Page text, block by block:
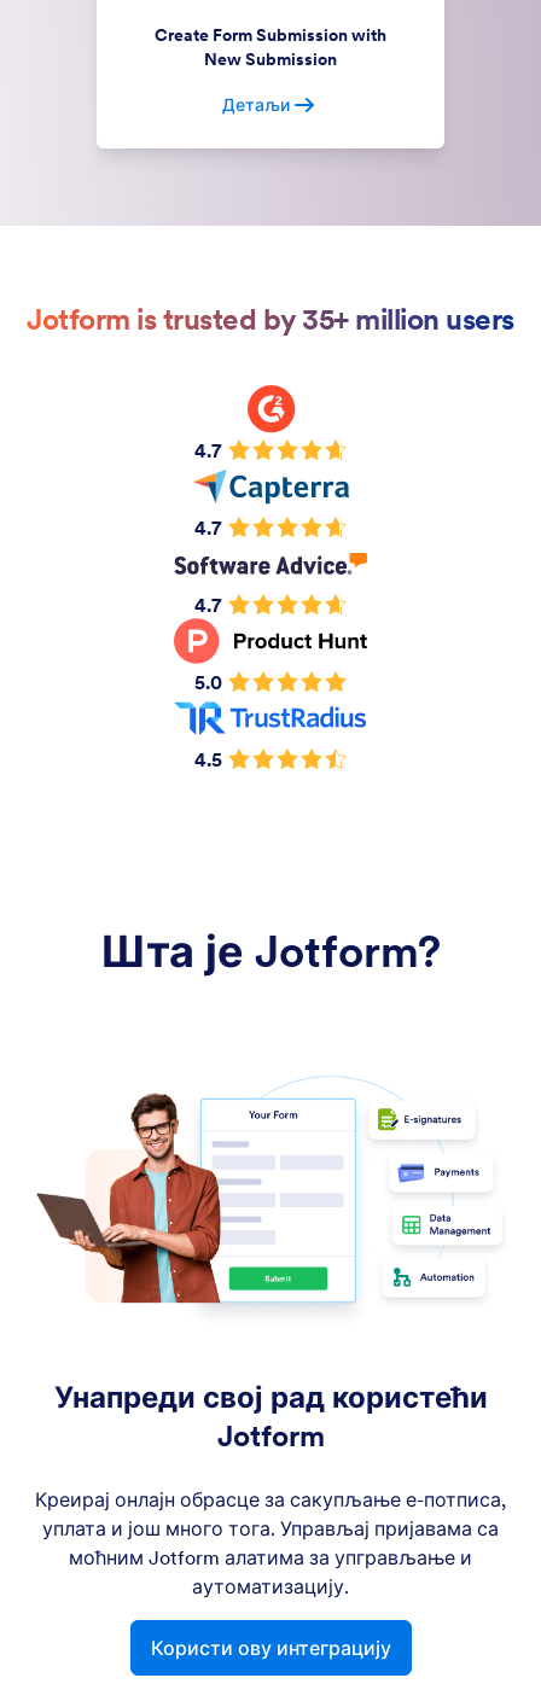
Create Form Submission with
New Submission
Детаљи
Jotform is trusted by 35+ million users
4.7
4.7
4.7
5.0
4.5
Шта је Jotform?
Унапреди свој рад користећи
Jotform
Креирај онлајн обрасце за сакупљање е-потписа,
уплата и још много тога. Управљај пријавама са
моћним Jotform алатима за упгрављање и
аутоматизацију.
Користи ову интеграцију